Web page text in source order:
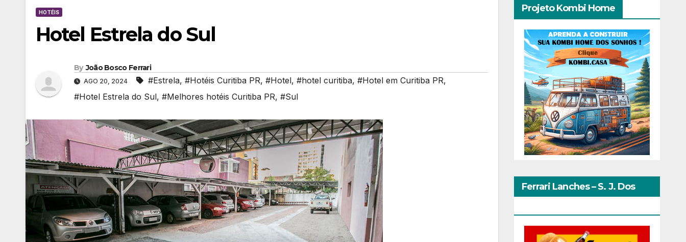
HOTÉIS
Hotel Estrela do Sul
By João Bosco Ferrari
AGO 20, 2024 #Estrela, #Hotéis Curitiba PR, #Hotel, #hotel curitiba, #Hotel em Curitiba PR,
#Hotel Estrela do Sul, #Melhores hotéis Curitiba PR, #Sul
Projeto Kombi Home
Ferrari Lanches – S. J. Dos